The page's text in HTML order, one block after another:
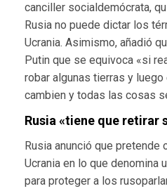
canciller socialdemócrata,
Rusia no puede dictar los
Ucrania. Asimismo, añadió
Putin que se equivoca «si
robar algunas tierras y
cambien y todas las cosas
Rusia «tiene que retirar
Rusia anunció que pretende
Ucrania en lo que denomina
para proteger a los